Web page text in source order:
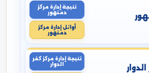
نتيجة إدارة مركز
دمنهور
أوائل إدارة مركز
دمنهور
نتيجة إدارة مركز كفر
الدوار